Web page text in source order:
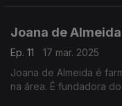
Joana de
Ep. 11
17 mar. 2025
Joana de Almeida é
na área. É fundadora